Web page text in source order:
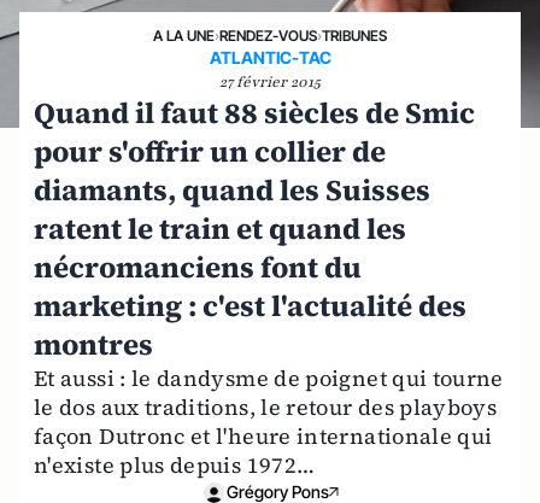
A LA UNE›RENDEZ-VOUS›TRIBUNES
ATLANTIC-TAC
27 février 2015
Quand il faut 88 siècles de Smic
pour s'offrir un collier de
diamants, quand les Suisses
ratent le train et quand les
nécromanciens font du
marketing : c'est l'actualité des
montres
Et aussi : le dandysme de poignet qui tourne
le dos aux traditions, le retour des playboys
façon Dutronc et l'heure internationale qui
n'existe plus depuis 1972…
Grégory Pons